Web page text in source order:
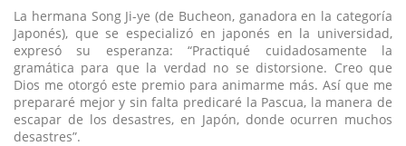
La hermana Song Ji-ye (de Bucheon, ganadora en la categoría
Japonés), que se especializó en japonés en la universidad,
expresó su esperanza: “Practiqué cuidadosamente la
gramática para que la verdad no se distorsione. Creo que
Dios me otorgó este premio para animarme más. Así que me
prepararé mejor y sin falta predicaré la Pascua, la manera de
escapar de los desastres, en Japón, donde ocurren muchos
desastres”.